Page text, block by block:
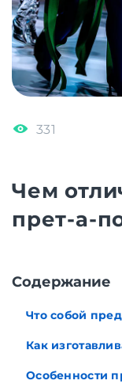
331
Чем
прет-а-
Cодержание
Что собой
Как
Особенности